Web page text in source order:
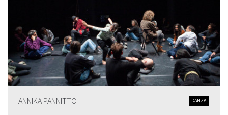
ANNIKA PANNITTO DANZA